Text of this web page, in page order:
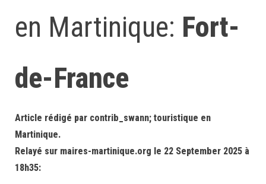
en Martinique: Fort-
de-France
Article rédigé par contrib_swann; touristique en
Martinique.
Relayé sur maires-martinique.org le 22 September 2025 à
18h35: